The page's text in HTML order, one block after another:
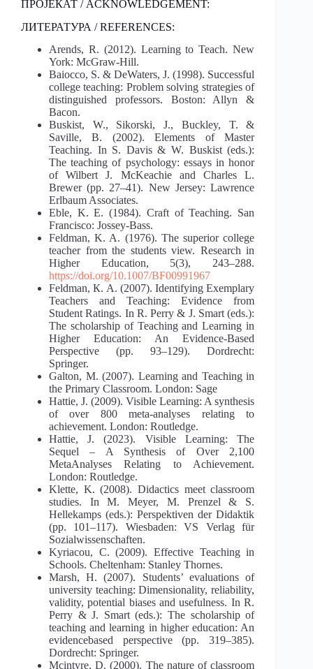
ПРОЈЕКАТ / ACKNOWLEDGEMENT:
ЛИТЕРАТУРА / REFERENCES:
Arends, R. (2012). Learning to Teach. New
York: McGraw-Hill.
Baiocco, S. & DeWaters, J. (1998). Successful
college teaching: Problem solving strategies of
distinguished professors. Boston: Allyn &
Bacon.
Buskist, W., Sikorski, J., Buckley, T. &
Saville, B. (2002). Elements of Master
Teaching. In S. Davis & W. Buskist (еds.):
The teaching of psychology: essays in honor
of Wilbert J. McKeachie and Charles L.
Brewer (рр. 27–41). New Jersey: Lawrence
Erlbaum Associates.
Eble, K. E. (1984). Craft of Teaching. San
Francisco: Jossey-Bass.
Feldman, K. A. (1976). The superior college
teacher from the students view. Research in
Higher Education, 5(3), 243–288.
https://doi.org/10.1007/BF00991967
Feldman, К. А. (2007). Identifying Exemplary
Teachers and Teaching: Evidence from
Student Ratings. In R. Perry & J. Smart (еds.):
The scholarship of Teaching and Learning in
Higher Education: An Evidence-Based
Perspective (pp. 93–129). Dordrecht:
Springer.
Galton, M. (2007). Learning and Teaching in
the Primary Classroom. London: Sage
Hattie, J. (2009). Visible Learning: A synthesis
of over 800 meta-analyses relating to
achievement. London: Routledge.
Hattie, J. (2023). Visible Learning: The
Sequel – A Synthesis of Over 2,100
MetaAnalyses Relating to Achievement.
London: Routledge.
Klette, K. (2008). Didactics meet classroom
studies. In М. Meyer, М. Prenzel & S.
Hellekamps (еds.): Perspektiven der Didaktik
(рр. 101–117). Wiesbaden: VS Verlag für
Sozialwissenschaften.
Kyriacou, C. (2009). Effective Teaching in
Schools. Cheltenham: Stanley Thornes.
Marsh, H. (2007). Students’ evaluations of
university teaching: Dimensionality, reliability,
validity, potential biases and usefulness. In R.
Perry & J. Smart (еds.): The scholarship of
teaching and learning in higher education: An
evidencebased perspective (рр. 319–385).
Dordrecht: Springer.
Mcintyre, D. (2000). The nature of classroom